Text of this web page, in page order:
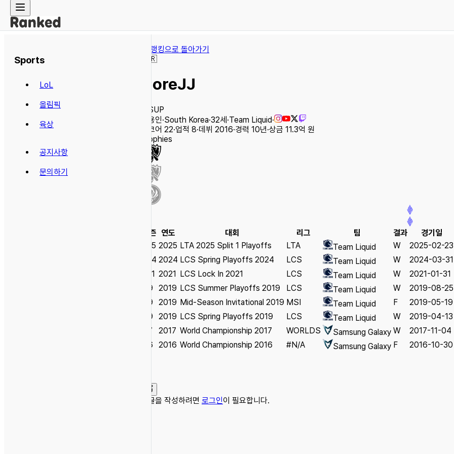
Sports
LoL
올림픽
육상
공지사항
문의하기
← 랭킹으로 돌아가기
🇰🇷
CoreJJ
SUP
조용인·South Korea·32세·Team Liquid·
스코어 22·업적 8·데뷔 2016·경력 10년·상금 11.3억 원
Trophies
시즌 연도 대회 리그 팀 결과
경기일
S15 2025 LTA 2025 Split 1 Playoffs LTA Team Liquid W
2025-02-23
S14 2024 LCS Spring Playoffs 2024 LCS Team Liquid W
2024-03-31
S11 2021 LCS Lock In 2021 LCS Team Liquid W
2021-01-31
S9
2019 LCS Summer Playoffs 2019 LCS Team Liquid W
2019-08-25
S9
2019 Mid-Season Invitational 2019 MSI Team Liquid F
2019-05-19
S9
2019 LCS Spring Playoffs 2019 LCS Team Liquid W
2019-04-13
S7
2017 World Championship 2017 WORLDS Samsung Galaxy W
2017-11-04
S6
2016 World Championship 2016 #N/A Samsung Galaxy F 2016-10-30
댓글을 작성하려면 로그인이 필요합니다.